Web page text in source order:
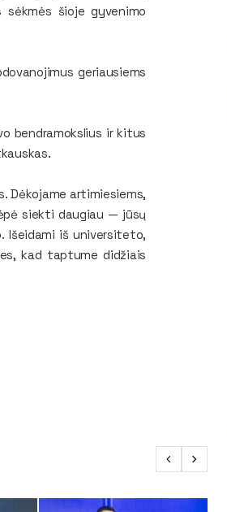
šioje gyvenimo
geriausiems
bendramokslius ir kitus
Dėkojame artimiesiems,
siekti daugiau — jūsų
Išeidami iš universiteto,
kad taptume didžiais